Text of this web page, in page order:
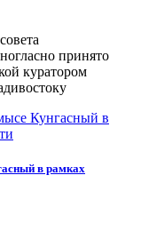
принято
куратором
в рамках